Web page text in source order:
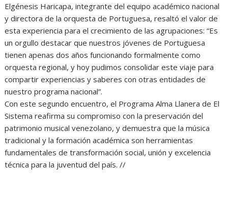
Elgénesis Haricapa, integrante del equipo académico nacional
y directora de la orquesta de Portuguesa, resaltó el valor de
esta experiencia para el crecimiento de las agrupaciones: “Es
un orgullo destacar que nuestros jóvenes de Portuguesa
tienen apenas dos años funcionando formalmente como
orquesta regional, y hoy pudimos consolidar este viaje para
compartir experiencias y saberes con otras entidades de
nuestro programa nacional”.
Con este segundo encuentro, el Programa Alma Llanera de El
Sistema reafirma su compromiso con la preservación del
patrimonio musical venezolano, y demuestra que la música
tradicional y la formación académica son herramientas
fundamentales de transformación social, unión y excelencia
técnica para la juventud del país. //